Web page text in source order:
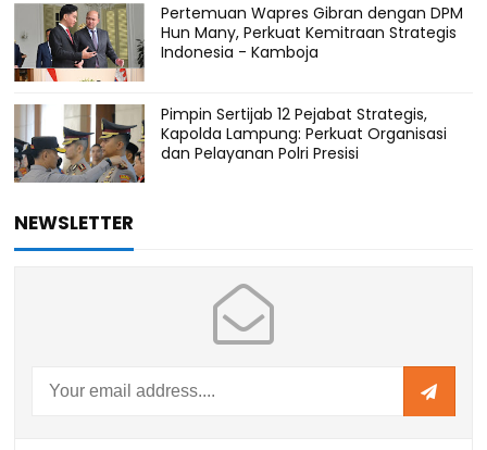
Pertemuan Wapres Gibran dengan DPM
Hun Many, Perkuat Kemitraan Strategis
Indonesia - Kamboja
Pimpin Sertijab 12 Pejabat Strategis,
Kapolda Lampung: Perkuat Organisasi
dan Pelayanan Polri Presisi
NEWSLETTER